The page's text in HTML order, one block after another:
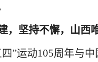
，坚持不懈，山西
四”运动105周年与